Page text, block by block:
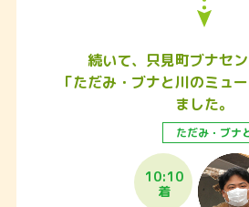
続いて、只見町ブナセ
「ただみ・ブナと川のミュ
ました。
10:10
着
ただみ・ブナ